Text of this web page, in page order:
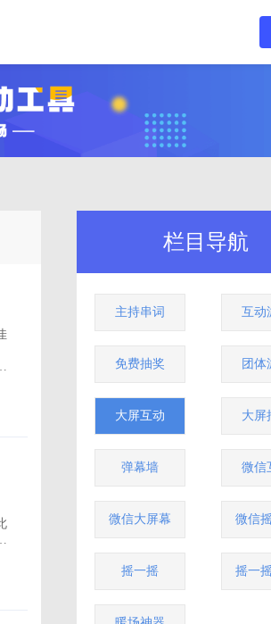
栏目导航
主持串词 互动
免费抽奖 团体
大屏互动 大屏
弹幕墙 微信
微信大屏幕 微信
摇一摇 摇一